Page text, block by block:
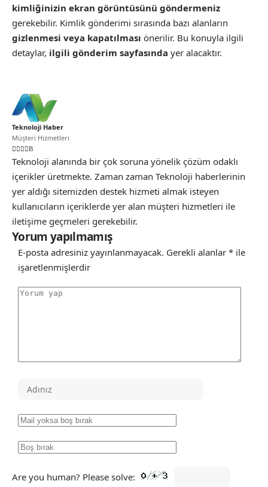
kimliğinizin ekran görüntüsünü göndermeniz
gerekebilir. Kimlik gönderimi sırasında bazı alanların
gizlenmesi veya kapatılması önerilir. Bu konuyla ilgili
detaylar, ilgili gönderim sayfasında yer alacaktır.
Teknoloji Haber
Müşteri Hizmetleri
Teknoloji alanında bir çok soruna yönelik çözüm odaklı
içerikler üretmekte. Zaman zaman Teknoloji haberlerinin
yer aldığı sitemizden destek hizmeti almak isteyen
kullanıcıların içeriklerde yer alan müşteri hizmetleri ile
iletişime geçmeleri gerekebilir.
Yorum yapılmamış
E-posta adresiniz yayınlanmayacak. Gerekli alanlar * ile
işaretlenmişlerdir
Are you human? Please solve: